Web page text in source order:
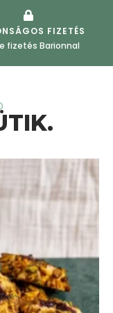
FIZETÉS
fizetés Barionnal